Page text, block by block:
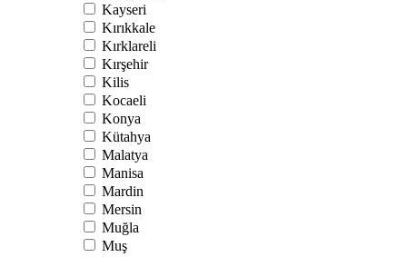
Kayseri
Kırıkkale
Kırklareli
Kırşehir
Kilis
Kocaeli
Konya
Kütahya
Malatya
Manisa
Mardin
Mersin
Muğla
Muş